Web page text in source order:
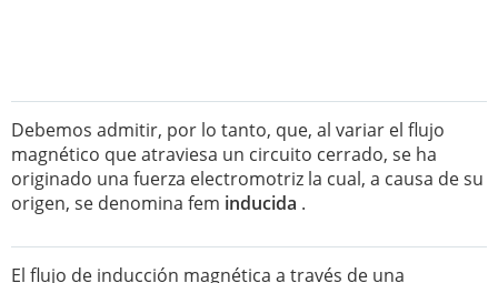
Debemos admitir, por lo tanto, que, al variar el flujo
magnético que atraviesa un circuito cerrado, se ha
originado una fuerza electromotriz la cual, a causa de su
origen, se denomina fem inducida .
El flujo de inducción magnética a través de una